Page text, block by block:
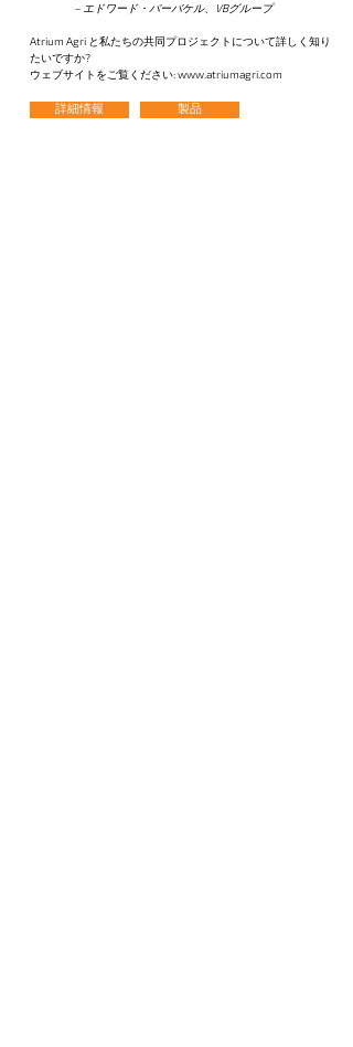
– エドワード・バーバケル、VBグループ
Atrium Agri と私たちの共同プロジェクトについて詳しく知り
たいですか?
ウェブサイトをご覧ください:www.atriumagri.com
詳細情報 製品